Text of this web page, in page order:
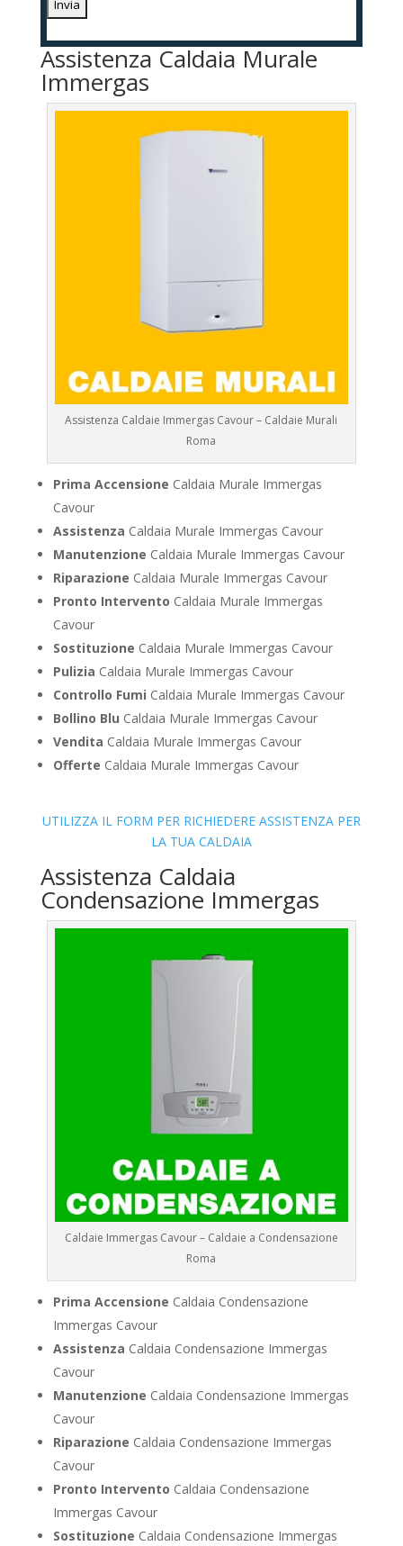
Assistenza Caldaia Murale
Immergas
Assistenza Caldaie Immergas Cavour – Caldaie Murali
Roma
Prima Accensione Caldaia Murale Immergas
Cavour
Assistenza Caldaia Murale Immergas Cavour
Manutenzione Caldaia Murale Immergas Cavour
Riparazione Caldaia Murale Immergas Cavour
Pronto Intervento Caldaia Murale Immergas
Cavour
Sostituzione Caldaia Murale Immergas Cavour
Pulizia Caldaia Murale Immergas Cavour
Controllo Fumi Caldaia Murale Immergas Cavour
Bollino Blu Caldaia Murale Immergas Cavour
Vendita Caldaia Murale Immergas Cavour
Offerte Caldaia Murale Immergas Cavour
UTILIZZA IL FORM PER RICHIEDERE ASSISTENZA PER
LA TUA CALDAIA
Assistenza Caldaia
Condensazione Immergas
Caldaie Immergas Cavour – Caldaie a Condensazione
Roma
Prima Accensione Caldaia Condensazione
Immergas Cavour
Assistenza Caldaia Condensazione Immergas
Cavour
Manutenzione Caldaia Condensazione Immergas
Cavour
Riparazione Caldaia Condensazione Immergas
Cavour
Pronto Intervento Caldaia Condensazione
Immergas Cavour
Sostituzione Caldaia Condensazione Immergas